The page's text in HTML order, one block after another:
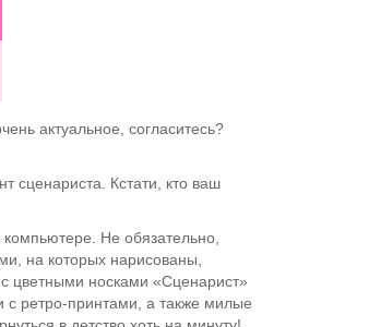
актуальное, согласитесь?
сценариста. Кстати, кто ваш
Не обязательно,
на которых нарисованы,
цветными носками «Сценарист»
с ретро-принтами, а также милые